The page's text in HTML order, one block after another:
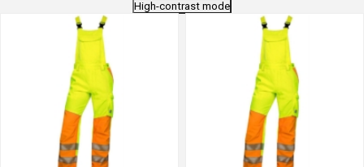
High-contrast mode